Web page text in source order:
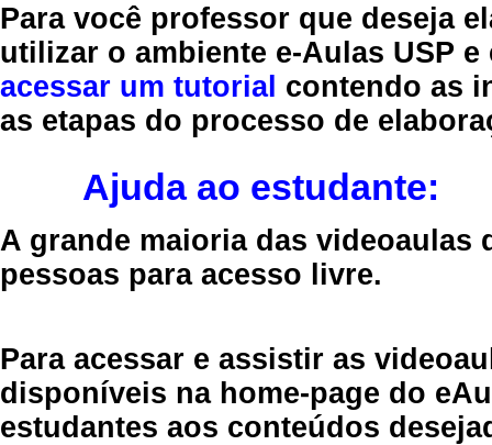
Para você professor que deseja
utilizar o ambiente e-Aulas USP
acessar um tutorial contendo as
as etapas do processo de
Ajuda ao estudante:
A grande maioria das videoaulas
pessoas para acesso livre.
Para acessar e assistir as
disponíveis na home-page do
estudantes aos conteúdos